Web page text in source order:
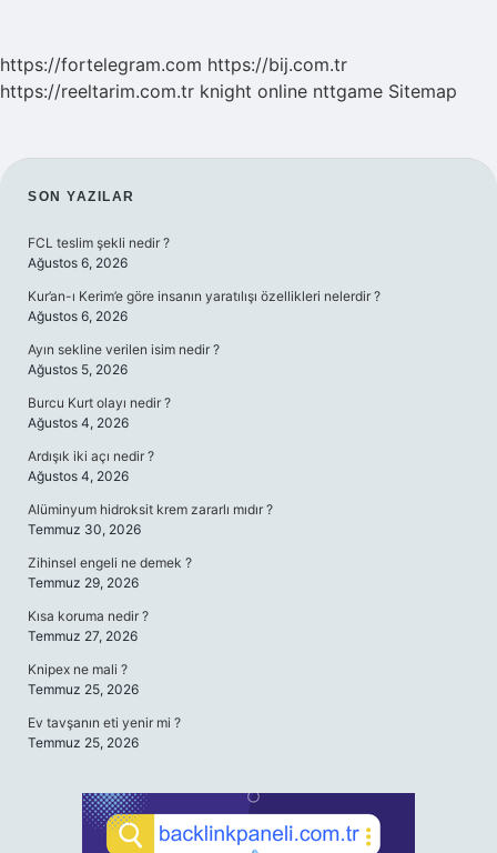
https://fortelegram.com https://bij.com.tr
https://reeltarim.com.tr knight online nttgame Sitemap
SIDEBAR
SON YAZILAR
FCL teslim şekli nedir ?
Ağustos 6, 2026
Kur’an-ı Kerim’e göre insanın yaratılışı özellikleri nelerdir ?
Ağustos 6, 2026
Ayın sekline verilen isim nedir ?
Ağustos 5, 2026
Burcu Kurt olayı nedir ?
Ağustos 4, 2026
Ardışık iki açı nedir ?
Ağustos 4, 2026
Alüminyum hidroksit krem zararlı mıdır ?
Temmuz 30, 2026
Zihinsel engeli ne demek ?
Temmuz 29, 2026
Kısa koruma nedir ?
Temmuz 27, 2026
Knipex ne mali ?
Temmuz 25, 2026
Ev tavşanın eti yenir mi ?
Temmuz 25, 2026